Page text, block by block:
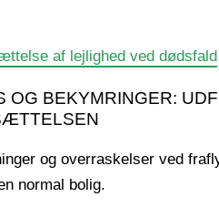
af lejlighed ved dødsfald
OG BEKYMRINGER:
og overraskelser ved
normal bolig.